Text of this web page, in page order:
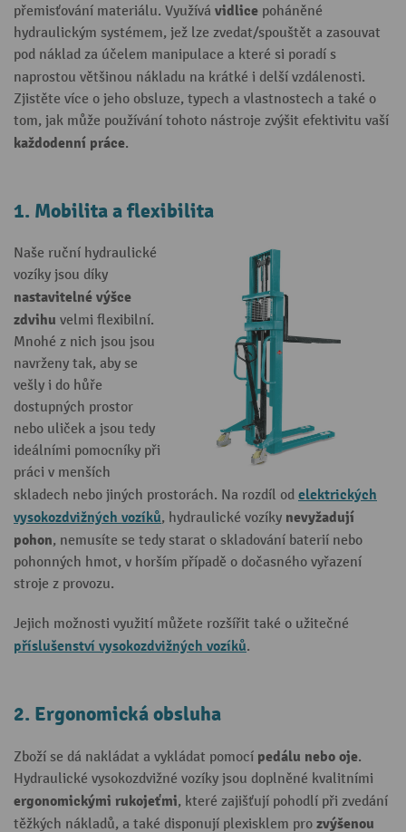
přemisťování materiálu. Využívá vidlice poháněné
hydraulickým systémem, jež lze zvedat/spouštět a zasouvat
pod náklad za účelem manipulace a které si poradí s
naprostou většinou nákladu na krátké i delší vzdálenosti.
Zjistěte více o jeho obsluze, typech a vlastnostech a také o
tom, jak může používání tohoto nástroje zvýšit efektivitu vaší
každodenní práce.
1. Mobilita a flexibilita
Naše ruční hydraulické
vozíky jsou díky
nastavitelné výšce
zdvihu velmi flexibilní.
Mnohé z nich jsou jsou
navrženy tak, aby se
vešly i do hůře
dostupných prostor
nebo uliček a jsou tedy
ideálními pomocníky při
práci v menších
skladech nebo jiných prostorách. Na rozdíl od elektrických
vysokozdvižných vozíků, hydraulické vozíky nevyžadují
pohon, nemusíte se tedy starat o skladování baterií nebo
pohonných hmot, v horším případě o dočasného vyřazení
stroje z provozu.
Jejich možnosti využití můžete rozšířit také o užitečné
příslušenství vysokozdvižných vozíků.
2. Ergonomická obsluha
Zboží se dá nakládat a vykládat pomocí pedálu nebo oje.
Hydraulické vysokozdvižné vozíky jsou doplněné kvalitními
ergonomickými rukojeťmi, které zajišťují pohodlí při zvedání
těžkých nákladů, a také disponují plexisklem pro zvýšenou